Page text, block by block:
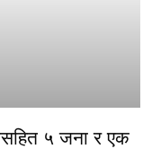
५ जना र एक